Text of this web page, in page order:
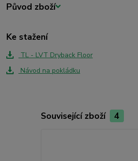
Původ zboží
Ke stažení
TL - LVT Dryback Floor
Návod na pokládku
Související zboží 4